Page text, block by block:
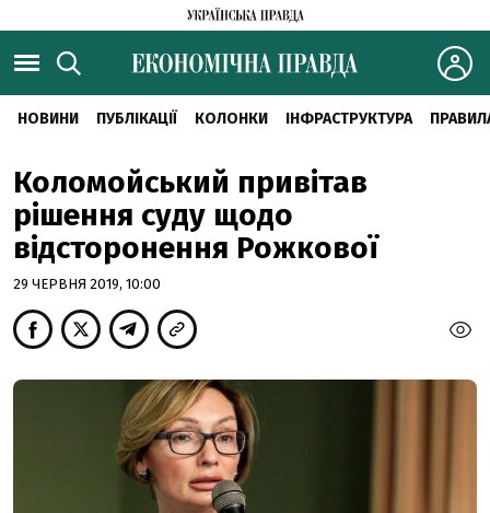
НОВИНИ ПУБЛІКАЦІЇ КОЛОНКИ ІНФРАСТРУКТУРА
Коломойський привітав
рішення суду щодо
відсторонення Рожкової
29 ЧЕРВНЯ 2019, 10:00